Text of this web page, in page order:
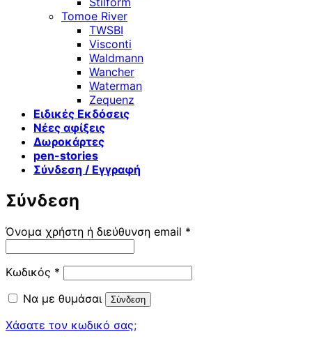
Tomoe River
TWSBI
Visconti
Waldmann
Wancher
Waterman
Zequenz
Ειδικές Εκδόσεις
Νέες αφίξεις
Δωροκάρτες
pen-stories
Σύνδεση / Εγγραφή
Σύνδεση
Όνομα χρήστη ή διεύθυνση email *
Κωδικός * Απαιτείται
Να με θυμάσαι
Σύνδεση
Χάσατε τον κωδικό σας;